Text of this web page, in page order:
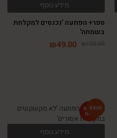
מידע נוסף
ספר+ הפתעה 'נכנסים למקלחת
בשמחה'
₪125.00
₪49.00
מידע נוסף